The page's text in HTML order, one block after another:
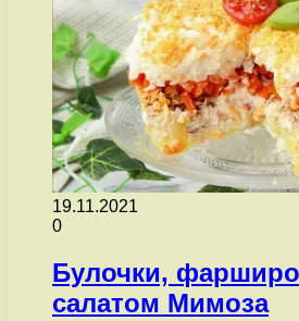
19.11.2021
0
Булочки,
салатом Мимоза